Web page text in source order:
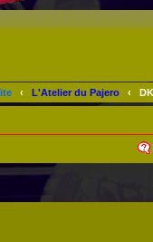
‹ L'Atelier du Pajero ‹